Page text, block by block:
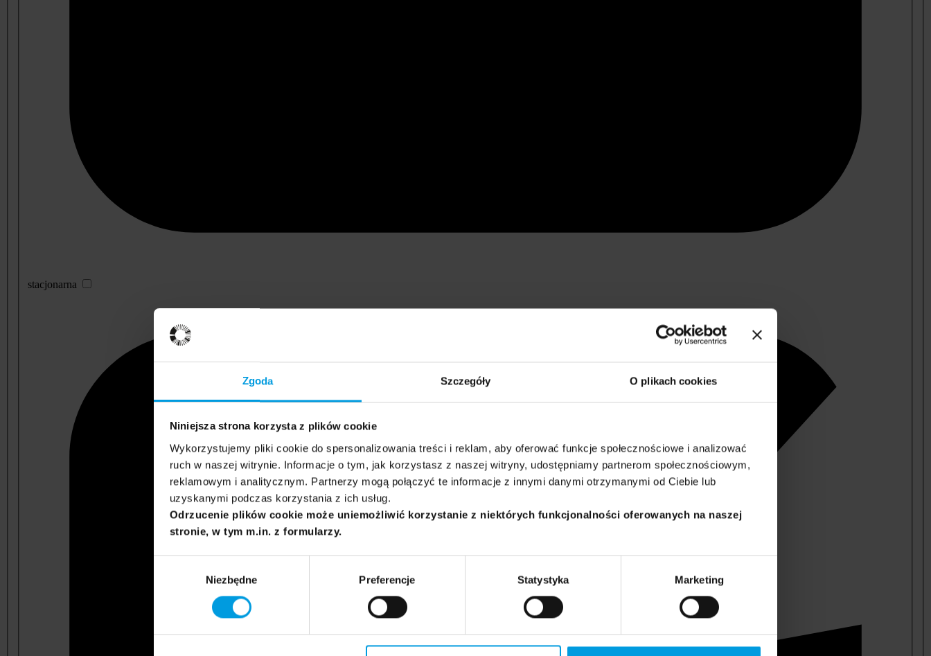
Zgoda Szczegóły O plikach cookies
Niniejsza strona korzysta z plików cookie
Wykorzystujemy pliki cookie do spersonalizowania treści i reklam, aby oferować funkcje społecznościowe i analizować
ruch w naszej witrynie. Informacje o tym, jak korzystasz z naszej witryny, udostępniamy partnerom społecznościowym,
reklamowym i analitycznym. Partnerzy mogą połączyć te informacje z innymi danymi otrzymanymi od Ciebie lub
uzyskanymi podczas korzystania z ich usług.
Odrzucenie plików cookie może uniemożliwić korzystanie z niektórych funkcjonalności oferowanych na naszej
stronie, w tym m.in. z formularzy.
Niezbędne Preferencje Statystyka Marketing
stacjonarna